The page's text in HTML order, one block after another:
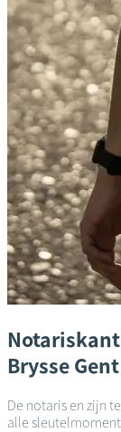
Brysse Gent
De notaris en zijn
alle